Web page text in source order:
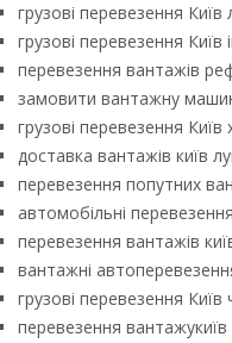
грузові перевезення Київ
грузові перевезення Київ
перевезення вантажів
замовити вантажну
грузові перевезення Київ
доставка вантажів київ
перевезення попутних
автомобільні
перевезення вантажів
вантажні
грузові перевезення Київ
перевезення вантажукиїв